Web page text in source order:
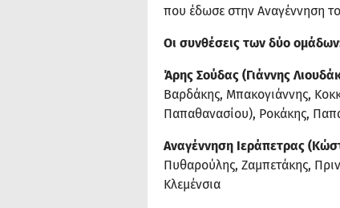
που έδωσε στην Αναγέννηση
Οι συνθέσεις των δύο
Άρης Σούδας (Γιάννης
Βαρδάκης, Μπακογιάννης,
Παπαθανασίου), Ροκάκης,
Αναγέννηση Ιεράπετρας
Πυθαρούλης, Ζαμπετάκης,
Κλεμένσια